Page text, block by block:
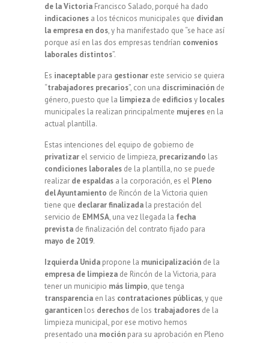
de la Victoria Francisco Salado, porqué ha dado
indicaciones a los técnicos municipales que dividan
la empresa en dos, y ha manifestado que “se hace así
porque así en las dos empresas tendrían convenios
laborales distintos”.
Es inaceptable para gestionar este servicio se quiera
“trabajadores precarios”, con una discriminación de
género, puesto que la limpieza de edificiosy locales
municipales la realizan principalmente mujeres en la
actual plantilla.
Estas intenciones del equipo de gobierno de
privatizar el servicio de limpieza, precarizando las
condiciones laborales de la plantilla, no se puede
realizar de espaldas a la corporación, es el Pleno
del Ayuntamiento de Rincón de la Victoria quien
tiene que declarar finalizada la prestación del
servicio de EMMSA, una vez llegada la fecha
prevista de finalización del contrato fijado para
mayo de 2019.
Izquierda Unida propone la municipalización de la
empresa de limpieza de Rincón de la Victoria, para
tener un municipio más limpio, que tenga
transparencia en las contrataciones públicas, y que
garanticen los derechos de los trabajadores de la
limpieza municipal, por ese motivo hemos
presentado una moción para su aprobación en Pleno